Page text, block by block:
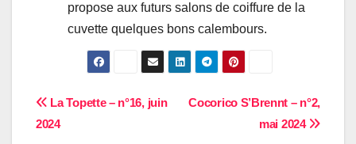
propose aux futurs salons de coiffure de la
cuvette quelques bons calembours.
Navigation
Cocorico S’Brennt – n°2,
mai 2024
La Topette – n°16, juin
2024